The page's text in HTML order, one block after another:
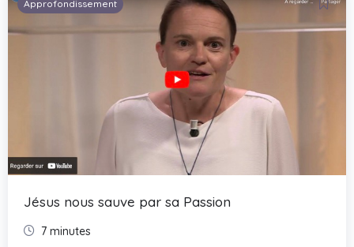
Approfondissement
Jésus nous sauve par sa Passion
7 minutes